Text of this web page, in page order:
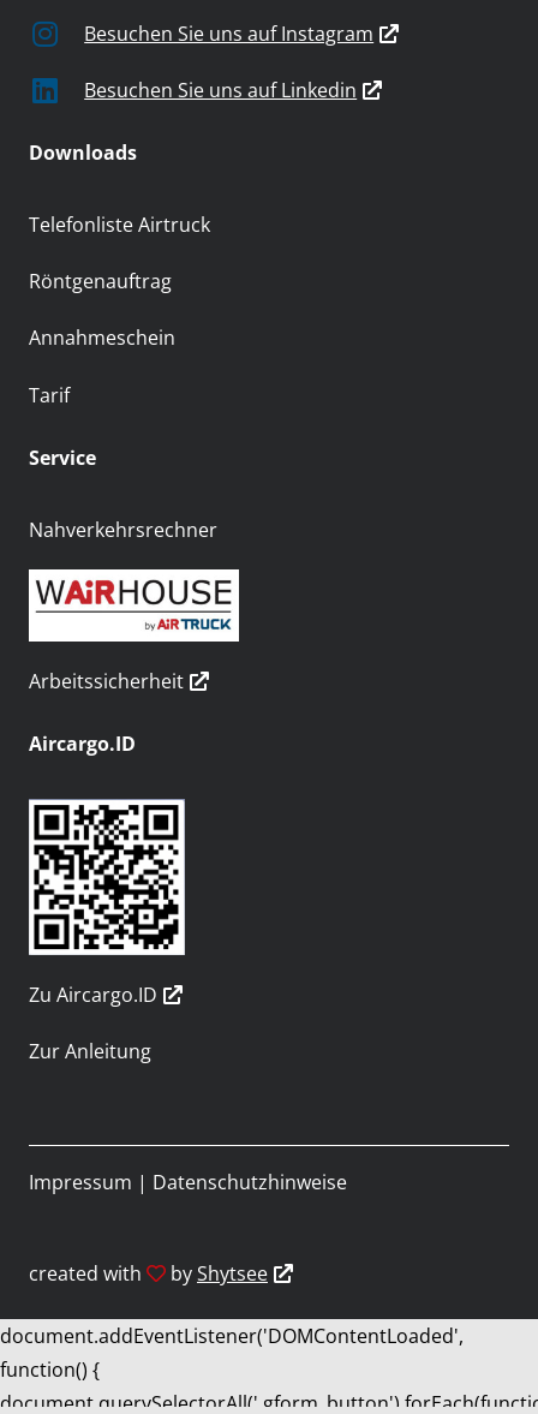
Besuchen Sie uns auf Instagram
Besuchen Sie uns auf Linkedin
Downloads
Telefonliste Airtruck
Röntgenauftrag
Annahmeschein
Tarif
Service
Nahverkehrsrechner
Arbeitssicherheit
Aircargo.ID
Zu Aircargo.ID
Zur Anleitung
created with byShytsee
Impressum | Datenschutzhinweise
document.addEventListener('DOMContentLoaded',
function() {